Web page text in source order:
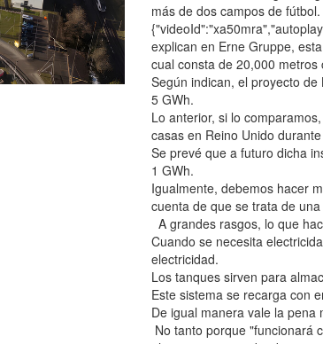
más de dos campos de fútbol.
explican en Erne Gruppe,
cual consta de 20,000
Según indican, el proyecto
5 GWh.
Lo anterior, si lo
casas en Reino Unido
Se prevé que a futuro dicha
1 GWh.
Igualmente, debemos hacer
cuenta de que se trata de
A grandes rasgos, lo que
Cuando se necesita
electricidad.
Los tanques sirven para
Este sistema se recarga con
De igual manera vale la
No tanto porque "funcionará